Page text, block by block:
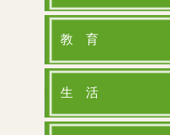
教 育
生 活